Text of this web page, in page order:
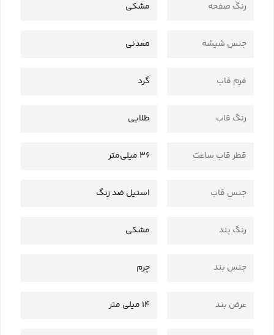
رنگ صفحه مشکی
جنس شیشه معدنی
فرم قاب گرد
رنگ قاب طلایی
قطر قاب ساعت 36 میلی‌متر
جنس قاب استیل ضد زنگ
رنگ بند مشکی
جنس بند چرم
عرض بند 14 میلی متر